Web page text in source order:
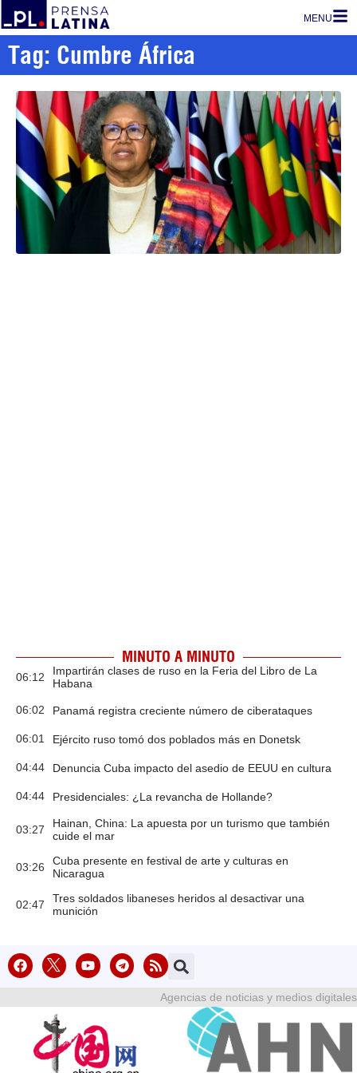
MENU
Tag: Cumbre África
MINUTO A MINUTO
06:12
Impartirán clases de ruso en la Feria del Libro de La
Habana
06:02 Panamá registra creciente número de ciberataques
06:01 Ejército ruso tomó dos poblados más en Donetsk
04:44 Denuncia Cuba impacto del asedio de EEUU en cultura
04:44 Presidenciales: ¿La revancha de Hollande?
03:27
Hainan, China: La apuesta por un turismo que también
cuide el mar
03:26
Cuba presente en festival de arte y culturas en
Nicaragua
02:47
Tres soldados libaneses heridos al desactivar una
munición
Agencias de noticias y medios digitales